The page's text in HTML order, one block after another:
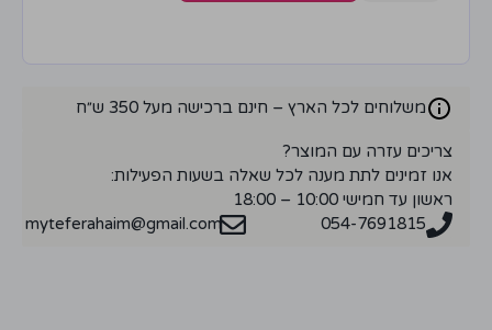
משלוחים לכל הארץ – חינם ברכישה מעל 350 ש״ח
צריכים עזרה עם המוצר?
אנו זמינים לתת מענה לכל שאלה בשעות הפעילות:
ראשון עד חמישי 10:00 – 18:00
054-7691815
myteferahaim@gmail.com